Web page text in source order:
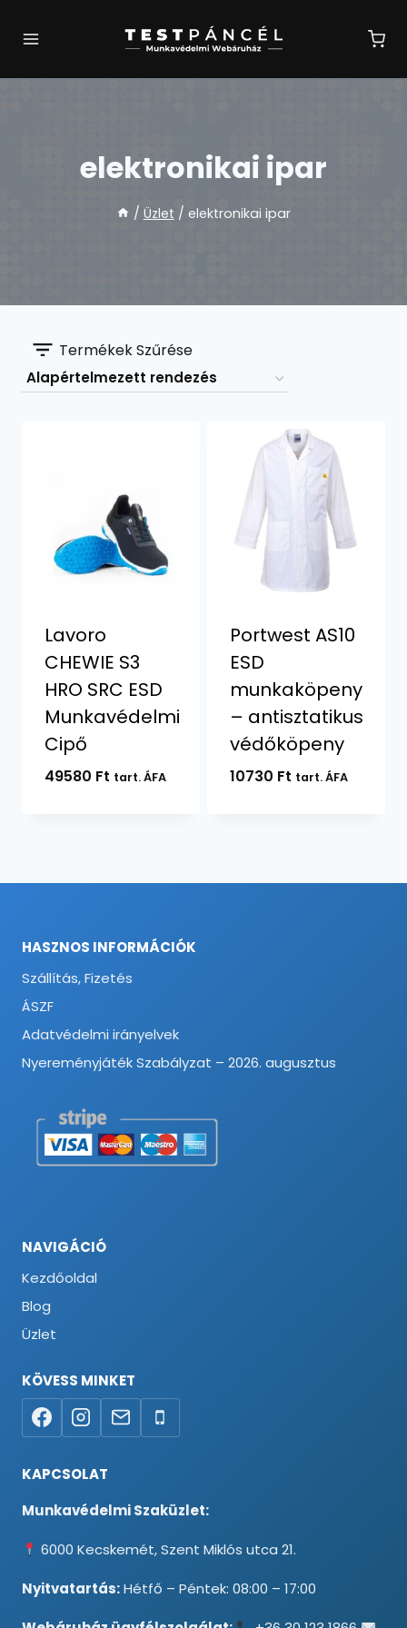
elektronikai ipar
/ Üzlet / elektronikai ipar
Termékek Szűrése
Lavoro
CHEWIE S3
HRO SRC ESD
Munkavédelmi
Cipő
49580 Ft tart. ÁFA
Portwest AS10
ESD
munkaköpeny
– antisztatikus
védőköpeny
10730 Ft tart. ÁFA
HASZNOS INFORMÁCIÓK
Szállítás, Fizetés
ÁSZF
Adatvédelmi irányelvek
Nyereményjáték Szabályzat – 2026. augusztus
NAVIGÁCIÓ
Kezdőoldal
Blog
Üzlet
KÖVESS MINKET
KAPCSOLAT
Munkavédelmi Szaküzlet:
6000 Kecskemét, Szent Miklós utca 21.
Nyitvatartás:Hétfő – Péntek: 08:00 – 17:00